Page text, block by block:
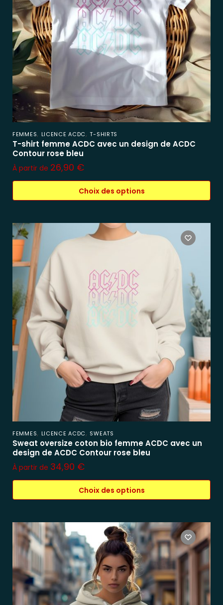
FEMMES, LICENCE ACDC,T-SHIRTS
T-shirt femme ACDC avec un design de ACDC
Contour rose bleu
À partir de 26,90 €
Choix des options
FEMMES, LICENCE ACDC, SWEATS
Sweat oversize coton bio femme ACDC avec un
design de ACDC Contour rose bleu
À partir de 34,90 €
Choix des options